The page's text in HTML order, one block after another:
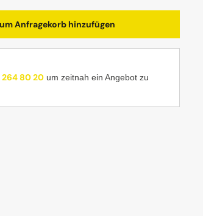
Wert ein oder
Anfragekorb hinzufügen
80 20 um zeitnah ein Angebot zu